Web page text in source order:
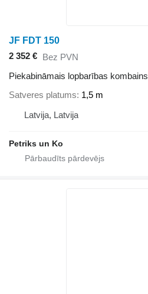
JF FDT 150
2 352 € Bez PVN
Piekabināmais lopbarības kombains
Satveres platums 1,5 m
Latvija, Latvija
Petriks un Ko